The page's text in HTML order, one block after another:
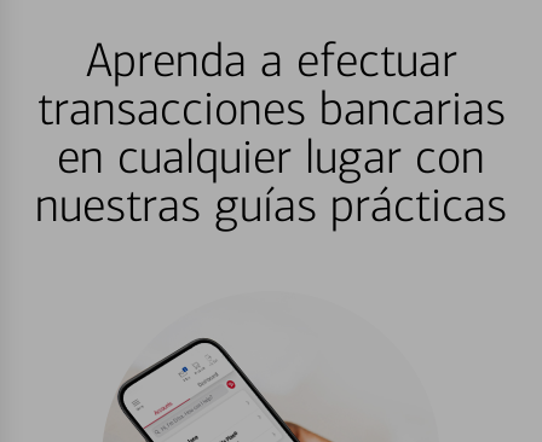
Aprenda a efectuar
transacciones bancarias
en cualquier lugar con
nuestras guías prácticas